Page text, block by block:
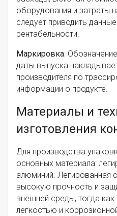
оборудования и затраты
следует приводить
рентабельности.
Маркировка:
даты выпуска
производителя по
информации о продукте.
Материалы и
изготовления
Для производства
основных материала:
алюминий. Легированная
высокую прочность и
внешней среды, тогда как
легкостью и